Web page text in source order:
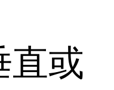
直或